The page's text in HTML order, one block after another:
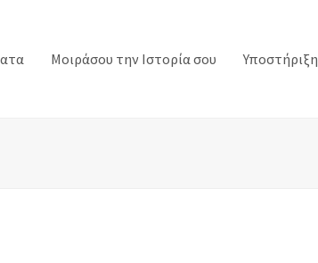
Μοιράσου την Ιστορία σου Υποστήριξη